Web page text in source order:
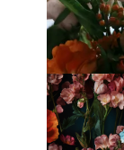
香港母親